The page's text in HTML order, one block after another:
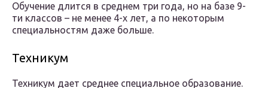
Обучение длится в среднем три года, но на базе 9-
ти классов – не менее 4-х лет, а по некоторым
специальностям даже больше.
Техникум
Техникум дает среднее специальное образование.